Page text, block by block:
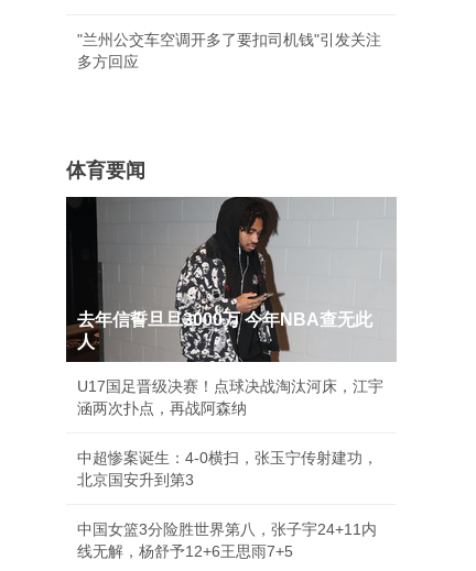
"兰州公交车空调开多了要扣司机钱"引发关注
多方回应
体育要闻
去年信誓旦旦3000万 今年NBA查无此
人
U17国足晋级决赛！点球决战淘汰河床，江宇
涵两次扑点，再战阿森纳
中超惨案诞生：4-0横扫，张玉宁传射建功，
北京国安升到第3
中国女篮3分险胜世界第八，张子宇24+11内
线无解，杨舒予12+6王思雨7+5